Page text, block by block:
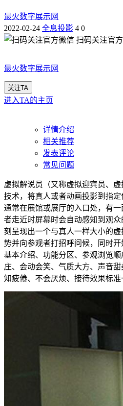
最火数字展示网
2022-02-24 全息投影 4 0
扫码关注官
最火数字展示网
关注TA
进入TA的主页
详情介绍
相关推荐
发表评论
常见问题
虚拟解说员（又称虚拟迎宾员、
技术，将真人或者动画投影到指定
通常在展馆或展厅的入口处，有
者走近时屏幕时会自动感知到观
刻呈现出一个与真人一样大小的
势并向参观者打招呼问候，同时
基本介绍、功能分区、参观浏览
庄、会动会笑、气质大方、声音
知疲倦、不会厌烦、接待效果标准